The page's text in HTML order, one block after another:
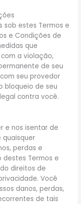
sob estes Termos e
e Condições de
que
a violação,
de seu
seu provedor
bloqueio de seu
contra você.
e nos isentar de
quaisquer
perdas e
destes Termos e
direitos de
Você
danos, perdas,
de tais